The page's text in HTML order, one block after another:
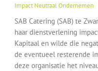
Impact Neutraal Ondernemen
SAB Catering (SAB) te
haar dienstverlening
Kapitaal en wilde die
de eventueel resterende
deze organisatie het